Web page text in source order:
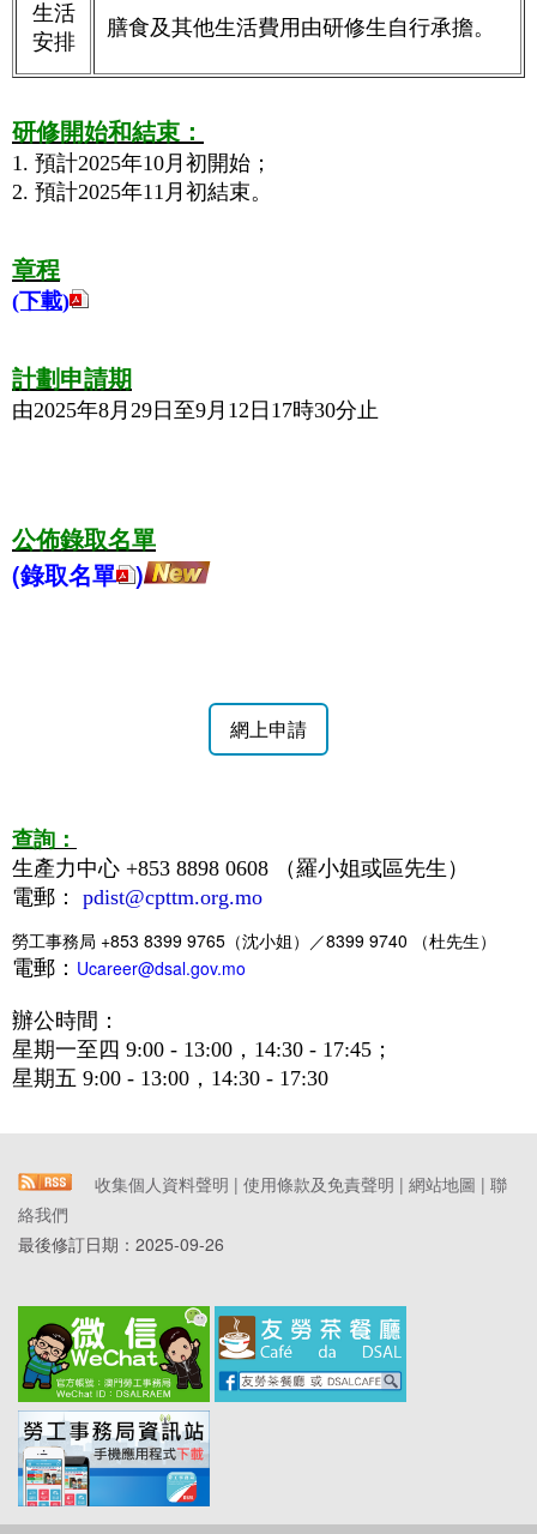
生活
安排
膳食及其他生活費用由研修生自行承擔。
研修開始和結束：
1. 預計2025年10月初開始；
2. 預計2025年11月初結束。
章程
(下載)
計劃申請期
由2025年8月29日至9月12日17時30分止
公佈錄取名單
(錄取名單 )
網上申請
查詢：
生產力中心 +853 8898 0608 （羅小姐或區先生）
電郵：
pdist@cpttm.org.mo
勞工事務局 +853 8399 9765（沈小姐） ／8399 9740 （杜先生）
電郵： Ucareer@dsal.gov.mo
辦公時間：
星期一至四 9:00 - 13:00，14:30 - 17:45；
星期五 9:00 - 13:00，14:30 - 17:30
收集個人資料聲明 | 使用條款及免責聲明 | 網站地圖 | 聯
絡我們
最後修訂日期： 2025-09-26